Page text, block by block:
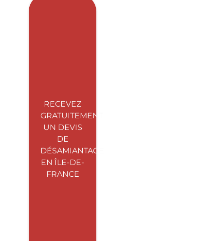
RECEVEZ
GRATUITEMENT
UN DEVIS
DE
DÉSAMIANTAGE
EN ÎLE-DE-
FRANCE